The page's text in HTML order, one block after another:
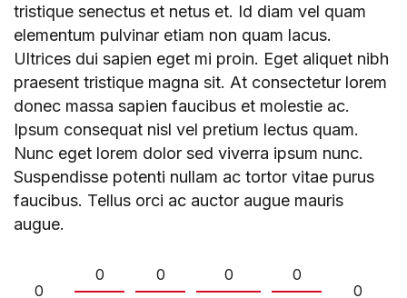
tristique senectus et netus et. Id diam vel quam
elementum pulvinar etiam non quam lacus.
Ultrices dui sapien eget mi proin. Eget aliquet nibh
praesent tristique magna sit. At consectetur lorem
donec massa sapien faucibus et molestie ac.
Ipsum consequat nisl vel pretium lectus quam.
Nunc eget lorem dolor sed viverra ipsum nunc.
Suspendisse potenti nullam ac tortor vitae purus
faucibus. Tellus orci ac auctor augue mauris
augue.
0
0 0 0
0
0